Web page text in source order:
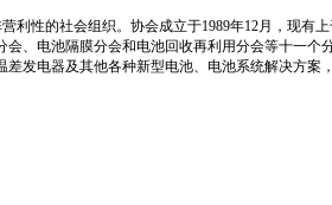
利性的社会组织。协会成立于1989年12月，现有
、电池隔膜分会和电池回收再利用分会等十一个分
发电器及其他各种新型电池、电池系统解决方案